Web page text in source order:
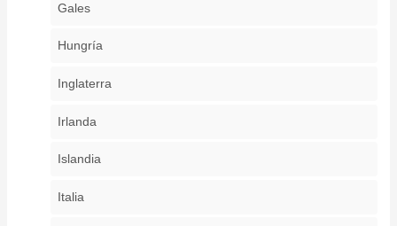
Gales
Hungría
Inglaterra
Irlanda
Islandia
Italia